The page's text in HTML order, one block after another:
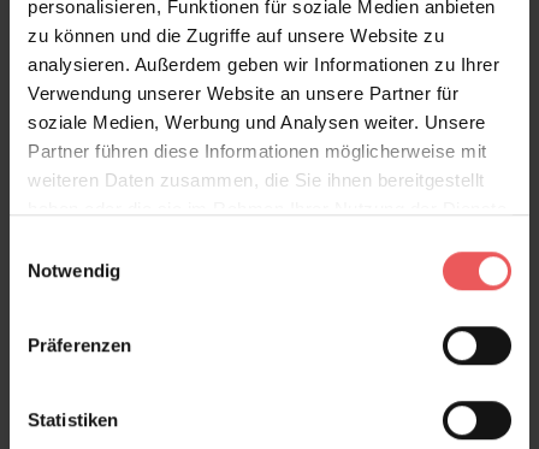
personalisieren, Funktionen für soziale Medien anbieten
zu können und die Zugriffe auf unsere Website zu
analysieren. Außerdem geben wir Informationen zu Ihrer
Verwendung unserer Website an unsere Partner für
soziale Medien, Werbung und Analysen weiter. Unsere
Partner führen diese Informationen möglicherweise mit
weiteren Daten zusammen, die Sie ihnen bereitgestellt
Notwendig
Präferenzen
Statistiken
Produktdetails
Versand & Zahlung
Bewertungen
FAQ
Sie haben Fragen zum Produkt?